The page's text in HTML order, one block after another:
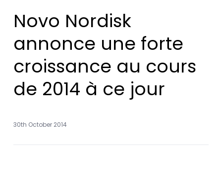
Novo Nordisk
annonce une forte
croissance au cours
de 2014 à ce jour
30th October 2014